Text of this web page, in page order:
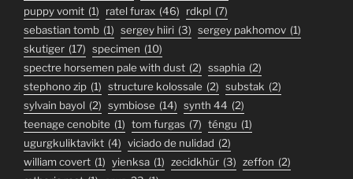
puppy vomit (1) ratel furax (46) rdkpl (7)
sebastian tomb (1) sergey hiiri (3) sergey pakhomov (1)
skutiger (17) specimen (10)
spectre horsemen pale with dust (2) ssaphia (2)
stephono zip (1) structure kolossale (2) substak (2)
sylvain bayol (2) symbiose (14) synth 44 (2)
teenage cenobite (1) tom furgas (7) téngu (1)
ugurgkuliktavikt (4) viciado de nulidad (2)
william covert (1) yienksa (1) zecidkhür (3) zeffon (2)